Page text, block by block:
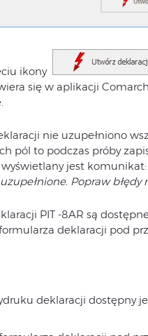
ikony
się w aplikacji
nie uzupełniono
pól to podczas próby
jest komunikat:
Popraw
PIT -8AR są
deklaracji pod
deklaracji dostępny